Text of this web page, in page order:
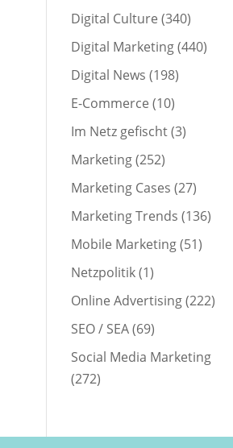
Digital Culture (340)
Digital Marketing(440)
Digital News (198)
E-Commerce (10)
Im Netz gefischt(3)
Marketing(252)
Marketing Cases (27)
Marketing Trends (136)
Mobile Marketing(51)
Netzpolitik(1)
Online Advertising(222)
SEO / SEA(69)
Social Media Marketing
(272)